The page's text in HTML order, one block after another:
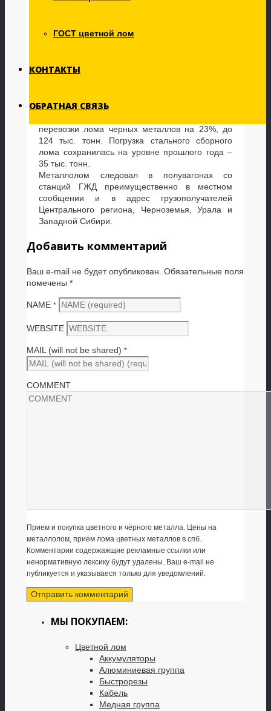
ГОСТ цветной лом
КОНТАКТЫ
ОБРАТНАЯ СВЯЗЬ
лом черных металлов и лом стальной сборный.
НЛМК и Северстали в рамках сервисных
развитием сотрудничества с региональными
Нижегородского филиала Тарас Залужный
перевозки лома черных металлов на 23%, до
124 тыс. тонн. Погрузка стального сборного
лома сохранилась на уровне прошлого года –
35 тыс. тонн.
Металлолом следовал в полувагонах со
станций ГЖД преимущественно в местном
сообщении и в адрес грузополучателей
Центрального региона, Черноземья, Урала и
Западной Сибири.
Добавить комментарий
Ваш e-mail не будет опубликован. Обязательные поля
помечены *
NAME *
WEBSITE
MAIL (will not be shared) *
COMMENT
Прием и покупка цветного и чёрного металла. Цены на
металлолом, прием лома цветных металлов в спб.
Комментарии содержажщие рекламные ссылки или
ненормативную лексику будут удалены. Ваш e-mail не
публикуется и указываеся только для уведомлений.
МЫ ПОКУПАЕМ:
Цветной лом
Аккумуляторы
Алюминиевая группа
Быстрорезы
Кабель
Медная группа